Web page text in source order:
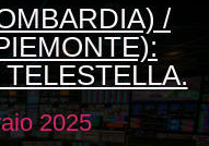
/
2025